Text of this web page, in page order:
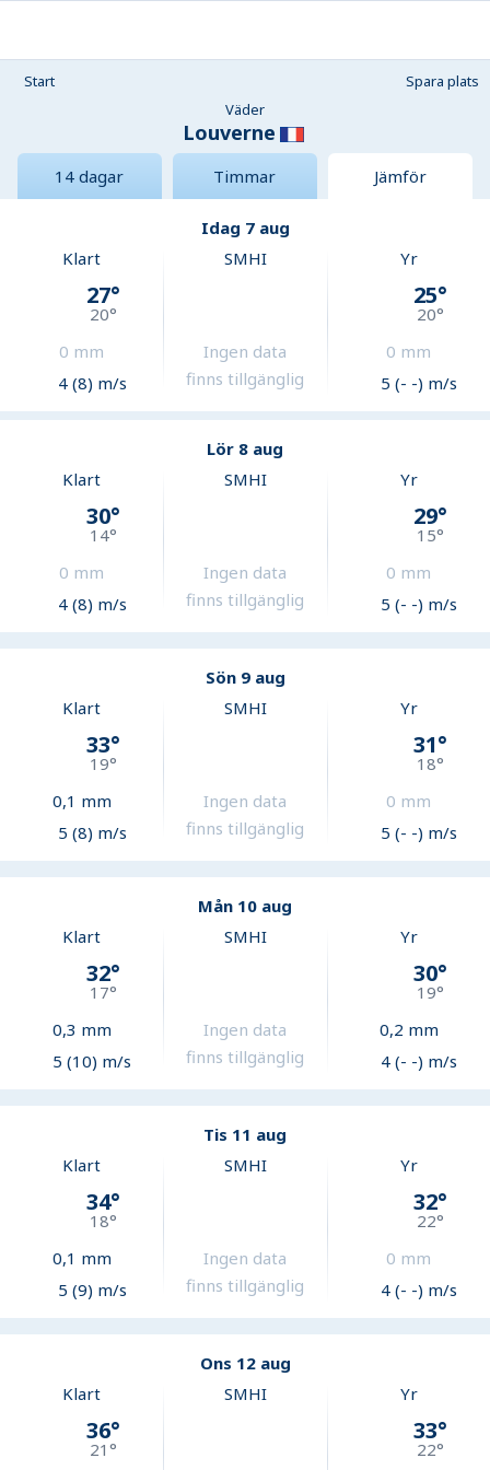
Start
Spara plats
Väder
Louverne
14 dagar Timmar Jämför
Idag 7 aug
Klart
27°
20°
0 mm
4 (8) m/s
SMHI
Ingen data
finns tillgänglig
Yr
25°
20°
0 mm
5 (- -) m/s
Lör 8 aug
Klart
30°
14°
0 mm
4 (8) m/s
SMHI
Ingen data
finns tillgänglig
Yr
29°
15°
0 mm
5 (- -) m/s
Sön 9 aug
Klart
33°
19°
0,1 mm
5 (8) m/s
SMHI
Ingen data
finns tillgänglig
Yr
31°
18°
0 mm
5 (- -) m/s
Mån 10 aug
Klart
32°
17°
0,3 mm
5 (10) m/s
SMHI
Ingen data
finns tillgänglig
Yr
30°
19°
0,2 mm
4 (- -) m/s
Tis 11 aug
Klart
34°
18°
0,1 mm
5 (9) m/s
SMHI
Ingen data
finns tillgänglig
Yr
32°
22°
0 mm
4 (- -) m/s
Ons 12 aug
Klart
36°
21°
SMHI Yr
33°
22°